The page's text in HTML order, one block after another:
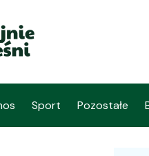
Sport Pozostałe